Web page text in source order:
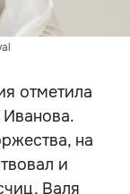
отметила
на
и
Валя